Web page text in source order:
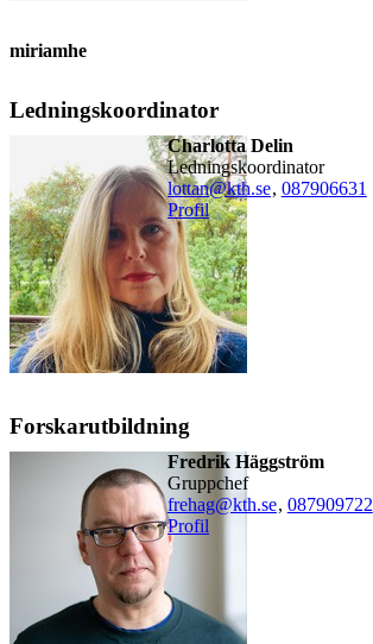
miriamhe
Ledningskoordinator
Charlotta Delin
ledningskoordinator
lottan@kth.se, 087906631
Profil
Forskarutbildning
Fredrik Häggström
gruppchef
frehag@kth.se, 087909722
Profil